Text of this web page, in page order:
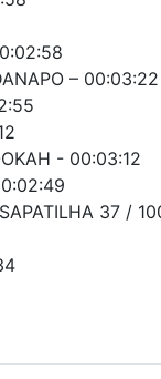
– 00:03:22
- 00:03:12
37 /